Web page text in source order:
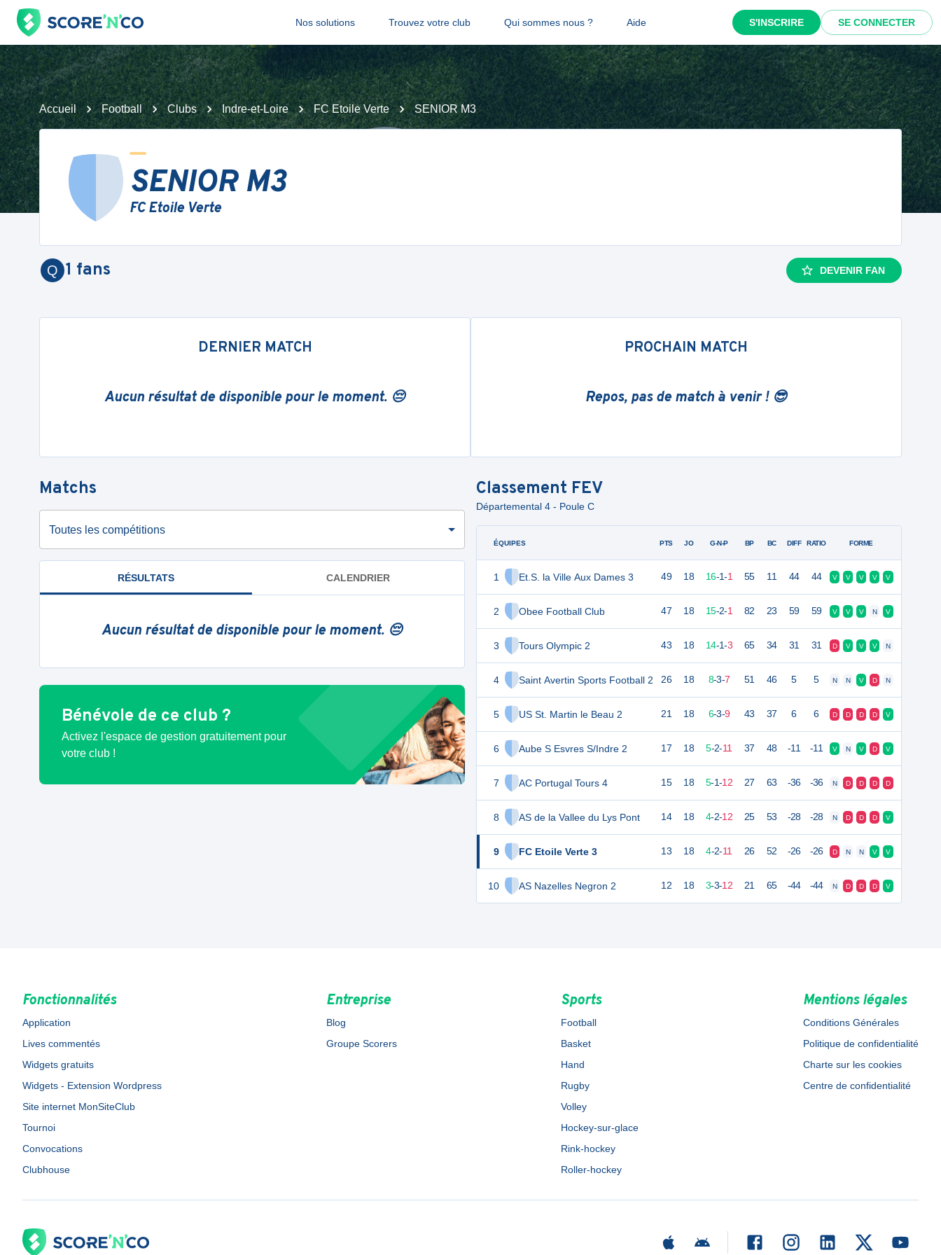
Nos solutions Trouvez votre club Qui sommes nous ? Aide S'INSCRIRE SE CONNECTER
Accueil Football Clubs Indre-et-Loire FC Etoile Verte SENIOR M3
SENIOR M3
FC Etoile Verte
Q 1 fans DEVENIR FAN
DERNIER MATCH
Aucun résultat de disponible pour le moment. 😔
PROCHAIN MATCH
Repos, pas de match à venir ! 😎
Matchs
Toutes les compétitions
RÉSULTATS CALENDRIER
Aucun résultat de disponible pour le moment. 😔
Bénévole de ce club ?
Activez l'espace de gestion gratuitement pour
votre club !
Classement FEV
Départemental 4 - Poule C
ÉQUIPES
1 Et.S. la Ville Aux Dames 3
2 Obee Football Club
3 Tours Olympic 2
4 Saint Avertin Sports Football 2
5 US St. Martin le Beau 2
6 Aube S Esvres S/Indre 2
7 AC Portugal Tours 4
8 AS de la Vallee du Lys Pont
9 FC Etoile Verte 3
10 AS Nazelles Negron 2
PTS JO G-N-P BP BC DIFF RATIO FORME
49 18 16-1-1 55 11 44 44 V V V V V
47 18 15-2-1 82 23 59 59 V V V N V
43 18 14-1-3 65 34 31 31 D V V V N
26 18 8-3-7 51 46 5 5 N N V D N
21 18 6-3-9 43 37 6 6 D D D D V
17 18 5-2-11 37 48 -11 -11 V N V D V
15 18 5-1-12 27 63 -36 -36 N D D D D
14 18 4-2-12 25 53 -28 -28 N D D D V
13 18 4-2-11 26 52 -26 -26 D N N V V
12 18 3-3-12 21 65 -44 -44 N D D D V
Fonctionnalités
Application
Lives commentés
Widgets gratuits
Widgets - Extension Wordpress
Site internet MonSiteClub
Tournoi
Convocations
Clubhouse
Entreprise
Blog
Groupe Scorers
Sports
Football
Basket
Hand
Rugby
Volley
Hockey-sur-glace
Rink-hockey
Roller-hockey
Mentions légales
Conditions Générales
Politique de confidentialité
Charte sur les cookies
Centre de confidentialité